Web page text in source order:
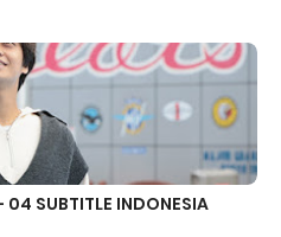
SUBTITLE INDONESIA